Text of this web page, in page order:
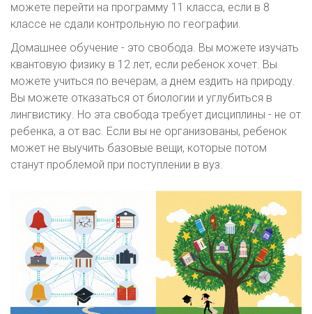
можете перейти на программу 11 класса, если в 8
классе не сдали контрольную по географии.
Домашнее обучение - это свобода. Вы можете изучать
квантовую физику в 12 лет, если ребенок хочет. Вы
можете учиться по вечерам, а днем ездить на природу.
Вы можете отказаться от биологии и углубиться в
лингвистику. Но эта свобода требует дисциплины - не от
ребенка, а от вас. Если вы не организованы, ребенок
может не выучить базовые вещи, которые потом
станут проблемой при поступлении в вуз.